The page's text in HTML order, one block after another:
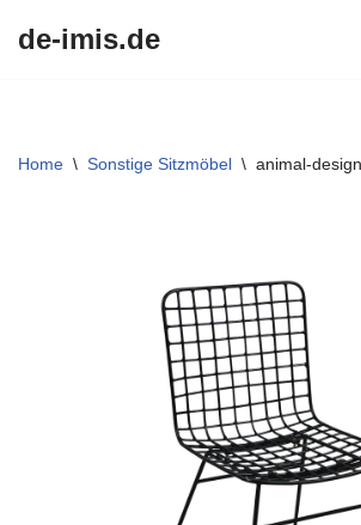
de-imis.de
Home \ Sonstige Sitzmöbel \ animal-